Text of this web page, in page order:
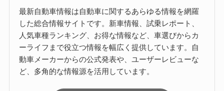
最新自動車情報は自動車に関するあらゆる情報を網羅
した総合情報サイトです。新車情報、試乗レポート、
人気車種ランキング、お得な情報など、車選びからカ
ーライフまで役立つ情報を幅広く提供しています。自
動車メーカーからの公式発表や、ユーザーレビューな
ど、多角的な情報源を活用しています。